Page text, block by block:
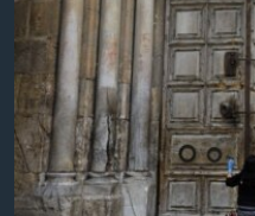
ຊຸມຊົນຊາວລາວ
ວິທະຍາສາດ-ເທັກໂນໂລຈີ
ທຸລະກິດ
ພາສາອັງກິດ
ວີດີໂອ